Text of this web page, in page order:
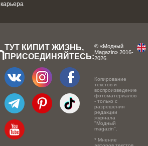
карьера
ТУТ КИПИТ ЖИЗНЬ,
ПРИСОЕДИНЯЙТЕСЬ:
© «Модный
Magazin» 2016-
2026.
Копирование
текстов и
воспроизведение
фотоматериалов
- только с
разрешения
редакции
журнала
"Модный
magazin".
* Мнение